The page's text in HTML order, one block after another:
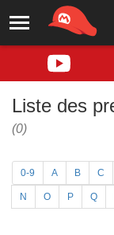
Liste des
(0)
0-9 A B C
N O P Q